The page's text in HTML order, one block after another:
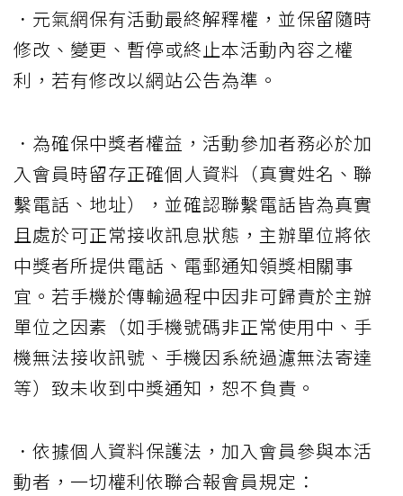
．元氣網保有活動最終解釋權，並保留隨時
修改、變更、暫停或終止本活動內容之權
利，若有修改以網站公告為準。
．為確保中獎者權益，活動參加者務必於加
入會員時留存正確個人資料（真實姓名、聯
繫電話、地址），並確認聯繫電話皆為真實
且處於可正常接收訊息狀態，主辦單位將依
中獎者所提供電話、電郵通知領獎相關事
宜。若手機於傳輸過程中因非可歸責於主辦
單位之因素（如手機號碼非正常使用中、手
機無法接收訊號、手機因系統過濾無法寄達
等）致未收到中獎通知，恕不負責。
．依據個人資料保護法，加入會員參與本活
動者，一切權利依聯合報會員規定：